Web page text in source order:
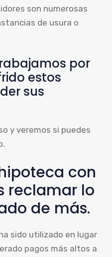
son numerosas
de usura o
por
estos
sus
y veremos si puedes
con
reclamar lo
de más.
sido utilizado en lugar
pagos más altos a